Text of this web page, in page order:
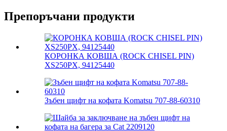
Препоръчани продукти
КОРОНКА КОВША (ROCK CHISEL PIN)
XS250PX, 94125440
Зъбен щифт на кофата Komatsu 707-88-60310